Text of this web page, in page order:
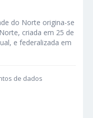
do Norte origina-se
criada em 25 de
e federalizada em
de dados